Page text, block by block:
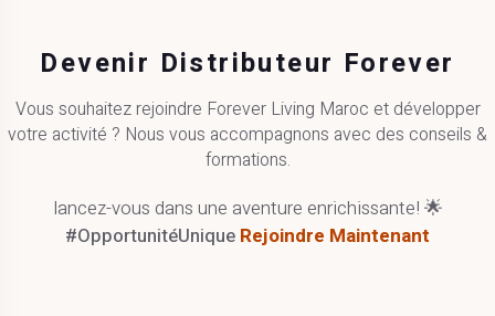
Devenir Distributeur Forever
Vous souhaitez rejoindre Forever Living Maroc et développer
votre activité ? Nous vous accompagnons avec des conseils &
formations.
lancez-vous dans une aventure enrichissante! 🌟
#OpportunitéUnique Rejoindre Maintenant